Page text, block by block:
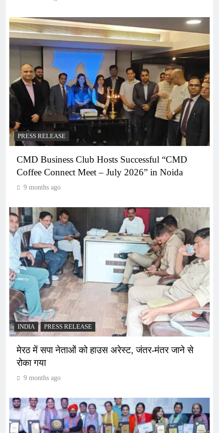
PRESS RELEASE
CMD Business Club Hosts Successful “CMD
Coffee Connect Meet – July 2026” in Noida
9 months ago
INDIA PRESS RELEASE
मेरठ में सपा नेताओं को हाउस अरेस्ट, जंतर-मंतर जाने से
रोका गया
9 months ago